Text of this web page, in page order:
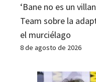
‘Bane no es un
Team sobre la
el murciélago
8 de agosto de 2026